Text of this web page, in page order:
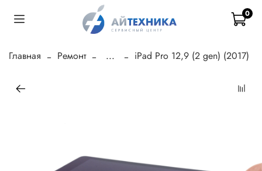
0
Главная Ремонт ... iPad Pro 12,9 (2 gen) (2017)